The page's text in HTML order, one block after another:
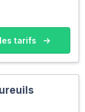
tarifs